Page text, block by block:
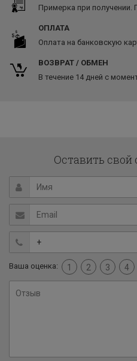
Примерка при получении.
ОПЛАТА
Оплата на банковскую
ВОЗВРАТ / ОБМЕН
В течение 14 дней с
Оставить свой
Ваша оценка: 1 2 3 4